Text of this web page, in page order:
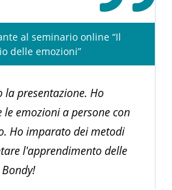
al seminario online “Il
delle emozioni”
presentazione. Ho
emozioni a persone con
Ho imparato dei metodi
l'apprendimento delle